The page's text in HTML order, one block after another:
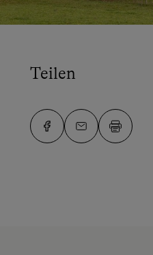
Teilen